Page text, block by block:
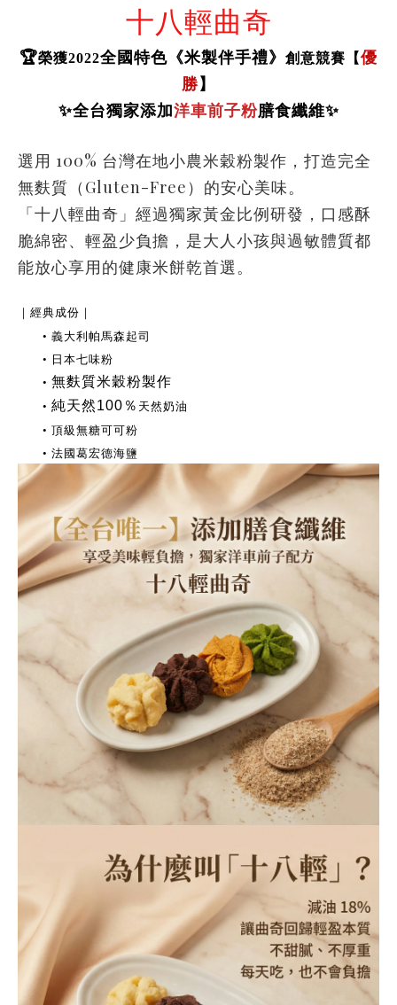
十八輕曲奇
🏆榮獲2022全國特色《米製伴手禮》 創意競賽【優
勝 】
✨全台獨家添加洋車前子粉膳食纖維✨
選用 100% 台灣在地小農米穀粉製作，打造完全
無麩質（Gluten-Free）的安心美味。
「十八輕曲奇」經過獨家黃金比例研發，口感酥
脆綿密、輕盈少負擔，是大人小孩與過敏體質都
能放心享用的健康米餅乾首選。
｜經典成份｜
• 義大利帕馬森起司
• 日本七味粉
• 無麩質米穀粉製作
• 純天然100％ 天然奶油
• 頂級無糖可可粉
• 法國葛宏德海鹽